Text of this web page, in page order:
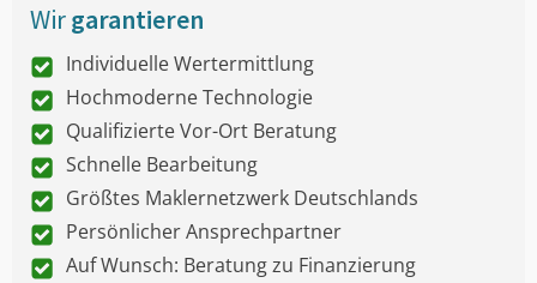
Wirgarantieren
Individuelle Wertermittlung
Hochmoderne Technologie
Qualifizierte Vor-Ort Beratung
Schnelle Bearbeitung
Größtes Maklernetzwerk Deutschlands
Persönlicher Ansprechpartner
Auf Wunsch: Beratung zu Finanzierung